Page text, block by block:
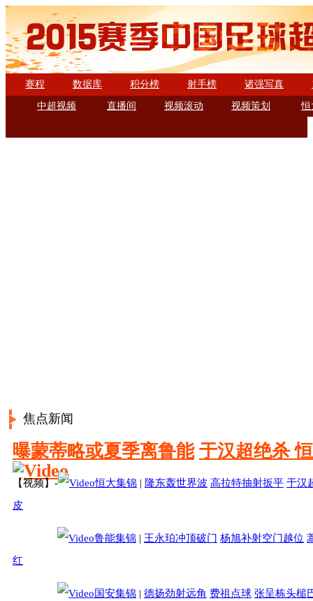
赛程 数据库 积分榜 射手榜 诸强写真
中超视频 直播间 视频滚动 视频策划 恒
本轮
3月7日15:35
杭州绿城1-2广州富力
战报
焦点新闻
曝蒙蒂略或夏季离鲁能 于汉超绝杀
【视频】- 恒大集锦 | 隆东轰世界波 高拉特抽射扳平 于汉
皮
鲁能集锦 | 王永珀冲顶破门 杨旭补射空门越位
红
国安集锦 | 德扬劲射远角 费祖点球 张呈栋头槌